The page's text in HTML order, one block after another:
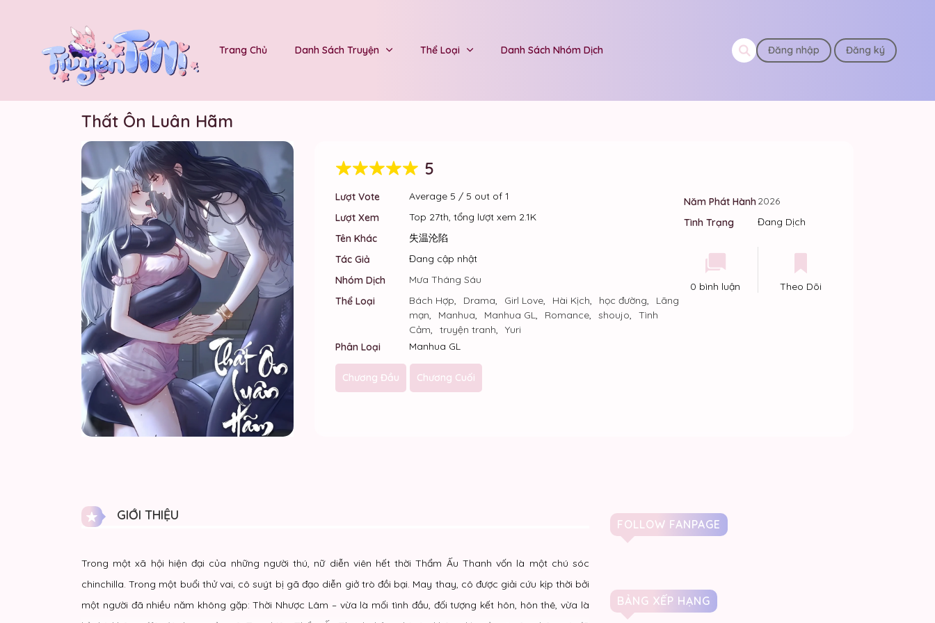
Trang Chủ Danh Sách Truyện Thể Loại Danh Sách Nhóm Dịch Đăng nhập Đăng ký
Thất Ôn Luân Hãm
5
Lượt Vote Average 5 / 5 out of 1
Lượt Xem
Top 27th, tổng lượt xem 2.1K
Tên Khác
失温沦陷
Tác Giả
Đang cập nhật
Nhóm Dịch
Mưa Tháng Sáu
Thể Loại
Bách Hợp, Drama, Girl Love, Hài Kịch, học đường,
Lãng
mạn, Manhua, Manhua GL, Romance, shoujo,
Tình
Cảm, truyện tranh,
Yuri
Phân Loại
Manhua GL
Năm Phát Hành2026
Tình Trạng
Đang Dịch
0 bình luận Theo Dõi
Chương Đầu Chương Cuối
GIỚI THIỆU
Trong một xã hội hiện đại của những người thú, nữ diễn viên hết thời Thẩm Ấu Thanh vốn là một chú sóc
chinchilla. Trong một buổi thử vai, cô suýt bị gã đạo diễn giở trò đồi bại. May thay, cô được giải cứu kịp thời bởi
một người đã nhiều năm không gặp: Thời Nhược Lâm – vừa là mối tình đầu, đối tượng kết hôn, hôn thê, vừa là
FOLLOW FANPAGE
BẢNG XẾP HẠNG